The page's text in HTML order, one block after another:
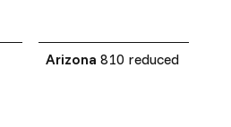
Arizona 810 reduced